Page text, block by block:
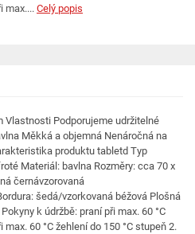
max.... Celý popis
Vlastnosti Podporujeme udržitelné
Měkká a objemná Nenáročná na
produktu tabletd Typ
Materiál: bavlna Rozměry: cca 70 x
černávzorovaná
šedá/vzorkovaná béžová Plošná
k údržbě: praní při max. 60 °C
60 °C žehlení do 150 °C stupeň 2.